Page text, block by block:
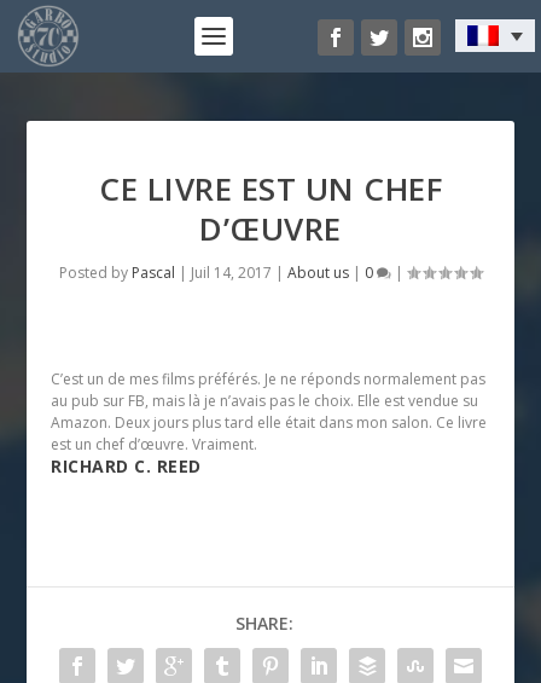
CE LIVRE EST UN CHEF
D’ŒUVRE
Posted by Pascal | Juil 14, 2017 | About us | 0 |
C’est un de mes films préférés. Je ne réponds normalement pas
au pub sur FB, mais là je n’avais pas le choix. Elle est vendue su
Amazon. Deux jours plus tard elle était dans mon salon. Ce livre
est un chef d’œuvre. Vraiment.
RICHARD C. REED
SHARE: